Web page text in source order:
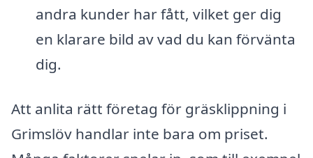
andra kunder har fått, vilket ger dig
en klarare bild av vad du kan förvänta
dig.
Att anlita rätt företag för gräsklippning i
Grimslöv handlar inte bara om priset.